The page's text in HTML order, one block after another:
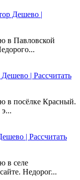
Дешево |
в Павловской
| Рассчитать
в посёлке Красный.
| Рассчитать
в селе
Недорог...